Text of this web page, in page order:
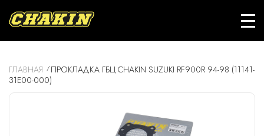
ГЛАВНАЯ
ПРОКЛАДКА ГБЦ CHAKIN SUZUKI RF900R 94-98 (11141-
31E00-000)